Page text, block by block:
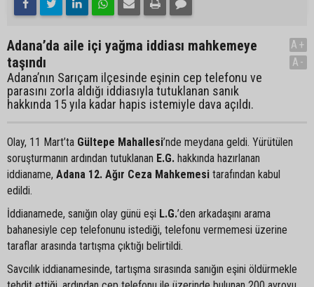
Adana’da aile içi yağma iddiası mahkemeye
taşındı
Adana’nın Sarıçam ilçesinde eşinin cep telefonu ve
parasını zorla aldığı iddiasıyla tutuklanan sanık
hakkında 15 yıla kadar hapis istemiyle dava açıldı.
A+
A-
Olay, 11 Mart’ta Gültepe Mahallesi’nde meydana geldi. Yürütülen
soruşturmanın ardından tutuklanan E.G. hakkında hazırlanan
iddianame, Adana 12. Ağır Ceza Mahkemesi tarafından kabul
edildi.
İddianamede, sanığın olay günü eşi L.G.’den arkadaşını arama
bahanesiyle cep telefonunu istediği, telefonu vermemesi üzerine
taraflar arasında tartışma çıktığı belirtildi.
Savcılık iddianamesinde, tartışma sırasında sanığın eşini öldürmekle